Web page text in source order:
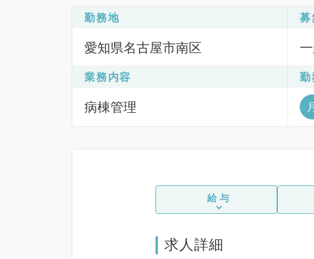
勤務地
愛知県名古屋市南区
募
業務内容
病棟管理
勤
給与
求人詳細